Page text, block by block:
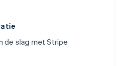
de slag met Stripe